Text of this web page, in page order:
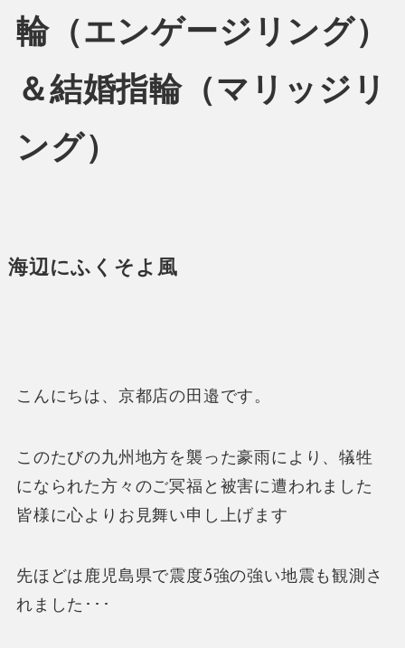
輪（エンゲージリング）
＆結婚指輪（マリッジリ
ング）
海辺にふくそよ風
こんにちは、京都店の田邉です。
このたびの九州地方を襲った豪雨により、犠牲
になられた方々のご冥福と被害に遭われました
皆様に心よりお見舞い申し上げます
先ほどは鹿児島県で震度5強の強い地震も観測さ
れました･･･